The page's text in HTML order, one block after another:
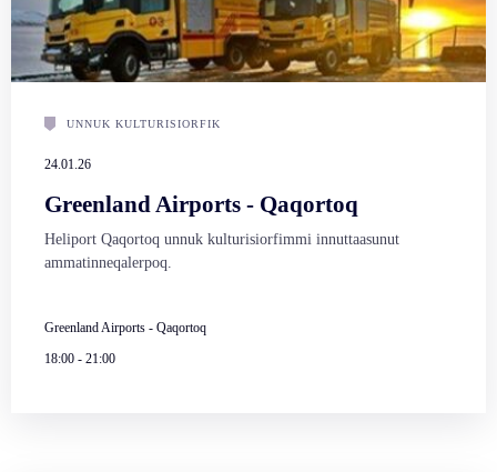
UNNUK KULTURISIORFIK
24.01.26
Greenland Airports - Qaqortoq
Heliport Qaqortoq unnuk kulturisiorfimmi innuttaasunut
ammatinneqalerpoq.
Greenland Airports - Qaqortoq
18:00 - 21:00